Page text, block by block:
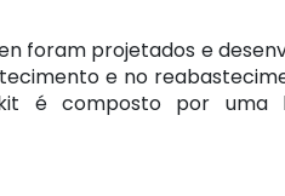
foram projetados e
e no
kit é composto por uma